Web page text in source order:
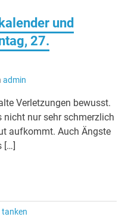
und
27.
admin
Verletzungen bewusst.
nicht nur sehr schmerzlich
aufkommt. Auch Ängste
[…]